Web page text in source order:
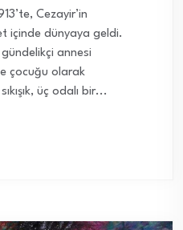
Cezayir’in
içinde dünyaya geldi.
annesi
çocuğu olarak
üç odalı bir...